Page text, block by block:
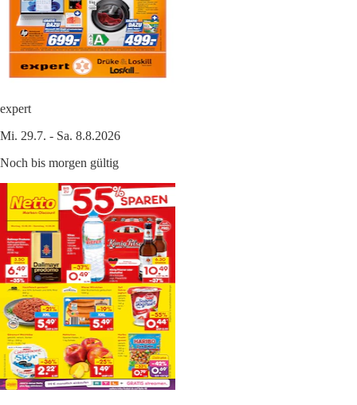
expert
Mi. 29.7. - Sa. 8.8.2026
Noch bis morgen gültig